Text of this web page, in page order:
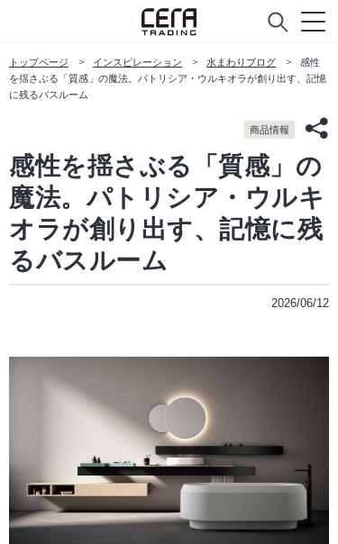
トップページ インスピレーション 水まわりブログ
感性
を揺さぶる「質感」の魔法。パトリシア・ウルキオラが創り出す、記憶
に残るバスルーム
商品情報
感性を揺さぶる「質感」の
魔法。パトリシア・ウルキ
オラが創り出す、記憶に残
るバスルーム
2026/06/12